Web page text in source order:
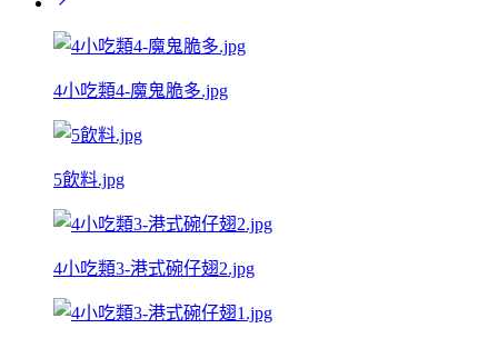
4小吃類4-魔鬼脆多.jpg
5飲料.jpg
4小吃類3-港式碗仔翅2.jpg